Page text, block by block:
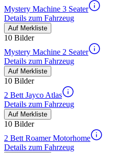
Mystery Machine 3 Seater
Details zum Fahrzeug
Auf Merkliste
10 Bilder
Mystery Machine 2 Seater
Details zum Fahrzeug
Auf Merkliste
10 Bilder
2 Bett Jayco Atlas
Details zum Fahrzeug
Auf Merkliste
10 Bilder
2 Bett Roamer Motorhome
Details zum Fahrzeug